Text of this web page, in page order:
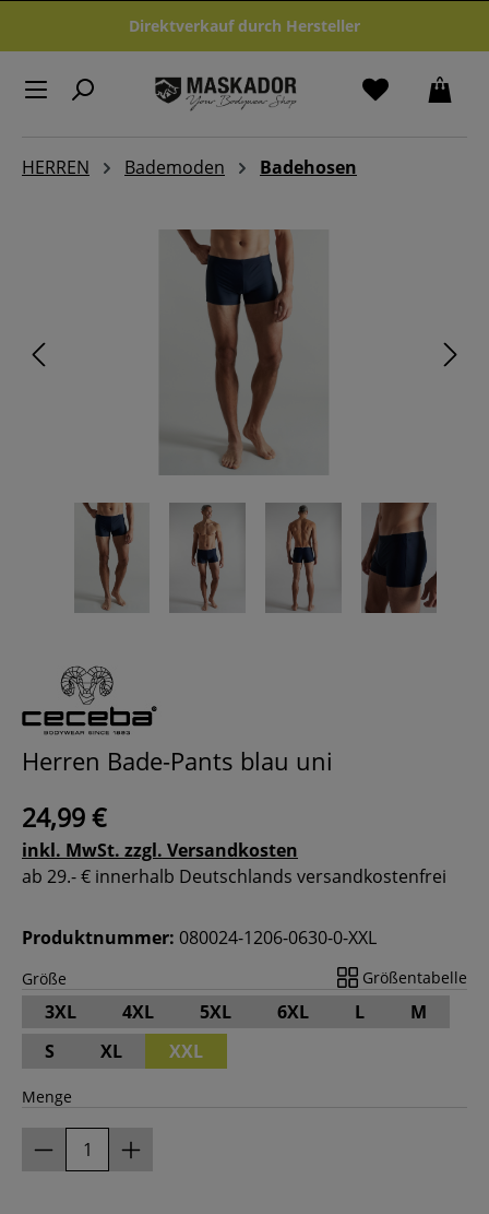
Zum Hauptinhalt springenDirektverkauf durch Hersteller
HERREN Bademoden Badehosen
Herren Bade-Pants blau uni
24,99 €
inkl. MwSt. zzgl. Versandkosten
ab 29.- € innerhalb Deutschlands versandkostenfrei
Produktnummer: 080024-1206-0630-0-XXL
Größe Größentabelle
3XL 4XL 5XL 6XL L
M
S
XL XXL
Menge